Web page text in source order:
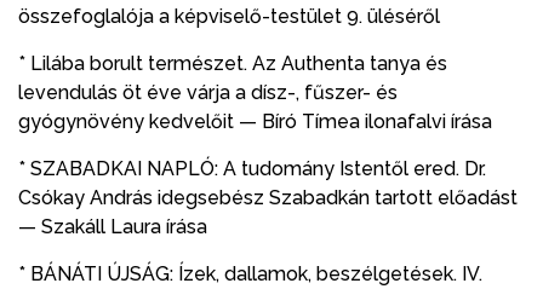
összefoglalója a képviselő-testület 9. üléséről
* Lilába borult természet. Az Authenta tanya és
levendulás öt éve várja a dísz-, fűszer- és
gyógynövény kedvelőit — Bíró Tímea ilonafalvi írása
* SZABADKAI NAPLÓ: A tudomány Istentől ered. Dr.
Csókay András idegsebész Szabadkán tartott előadást
— Szakáll Laura írása
* BÁNÁTI ÚJSÁG: Ízek, dallamok, beszélgetések. IV.